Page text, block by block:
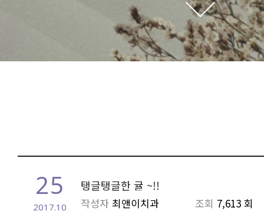
25
2017.10
탱글탱글한 귤 ~!!
작성자최앤이치과 조회 7,613 회